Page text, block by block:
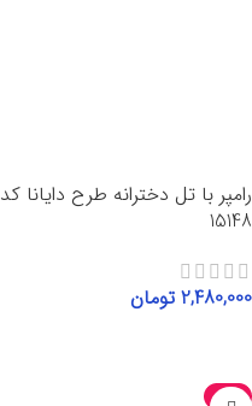
رامپر با تل دخترانه طرح دایانا کد
15148
2,480,000 تومان
-15%